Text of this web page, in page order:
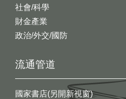
社會/科學
財金產業
政治/外交/國防
流通管道
國家書店(另開新視窗)